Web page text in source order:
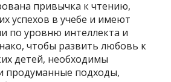
привычка к чтению,
успехов в учебе и имеют
по уровню интеллекта и
чтобы развить любовь к
детей, необходимы
продуманные подходы,